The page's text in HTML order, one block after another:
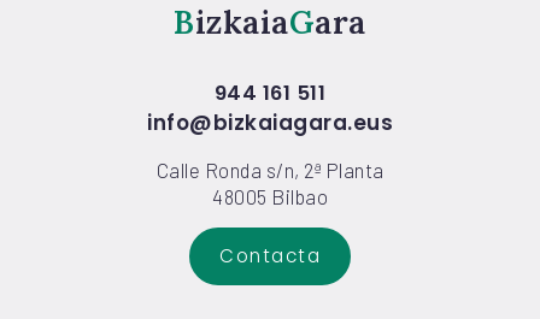
Bizkaia Gara
944 161 511
info@bizkaiagara.eus
Calle Ronda s/n, 2ª Planta
48005 Bilbao
Contacta